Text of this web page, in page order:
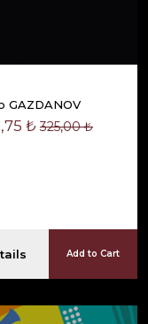
GAZDANOV
₺ 325,00 ₺
Add to Cart